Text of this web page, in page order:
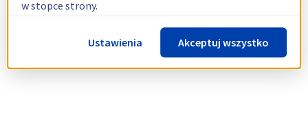
w stopce strony.
Więcej informacji znajdziesz w naszejpolityce
dotyczącej wykorzystywania plików cookie.
Ustawienia Akceptuj wszystko